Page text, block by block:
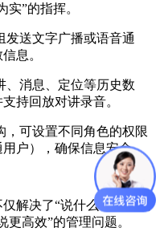
”的指挥。
送文字广播或语音通
息。
、消息、定位等历史数
持回放对讲录音。
，可设置不同角色的权限
用户），确保信息安全。
解决了“说什么”的问题，
高效”的管理问题。